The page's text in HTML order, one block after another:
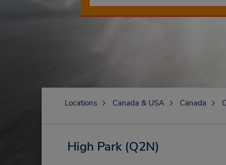
Locations Canada & USA Canada
High Park(Q2N)